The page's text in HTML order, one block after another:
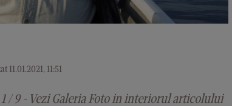
11.01.2021, 11:51
1 / 9 - Vezi Galeria Foto in interiorul articolului